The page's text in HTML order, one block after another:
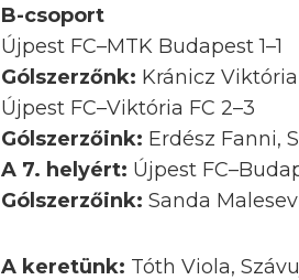
B-csoport
Újpest FC–MTK Budapest 1–1
Gólszerzőnk: Kránicz Viktória
Újpest FC–Viktória FC 2–3
Gólszerzőink: Erdész Fanni,
A 7. helyért: Újpest
Gólszerzőink: Sanda
A keretünk: Tóth Viola,